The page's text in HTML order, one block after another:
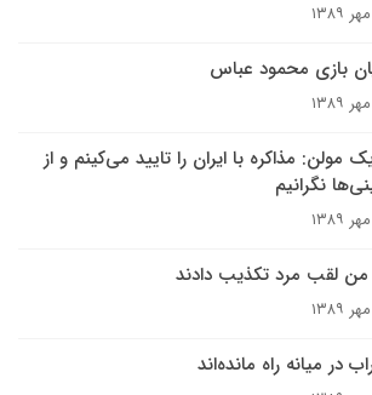
بازی محمود عباس
مولن: مذاکره با ايران را تاييد مى‌کينم و از
نگرانيم
من ‌لقب ‌مرد ‌تکذیب ‌دادند
در میانه راه مانده‌اند